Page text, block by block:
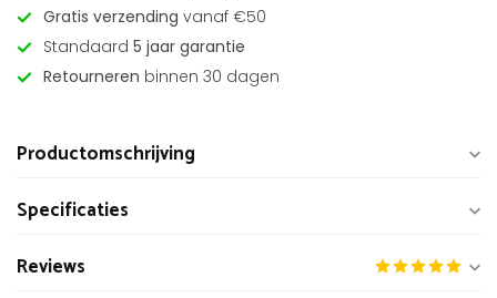
Gratis verzending vanaf €50
Standaard 5 jaar garantie
Retourneren binnen 30 dagen
Productomschrijving
Specificaties
Reviews